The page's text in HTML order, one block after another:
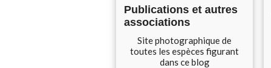
Publications et autres
associations
Site photographique de
toutes les espèces figurant
dans ce blog